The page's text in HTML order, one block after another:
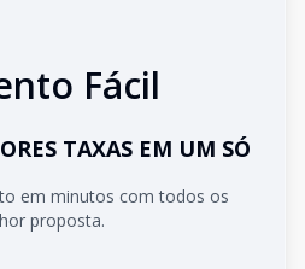
Fácil
TAXAS EM UM SÓ
em minutos com todos os
proposta.